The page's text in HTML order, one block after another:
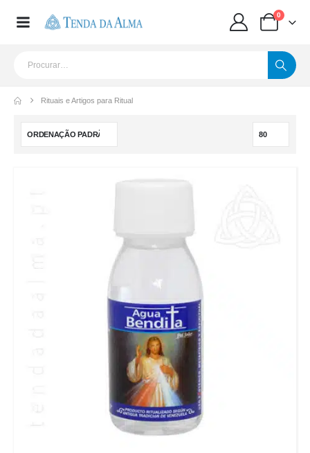
0
Rituais e Artigos para Ritual